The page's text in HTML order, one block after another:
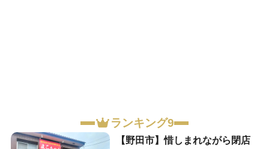
ランキング9
【野田市】惜しまれながら閉店